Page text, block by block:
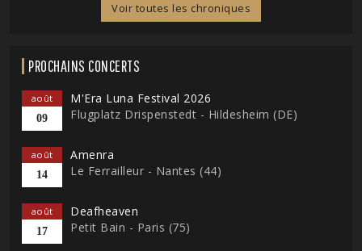
Voir toutes les chroniques
PROCHAINS CONCERTS
août
09
M'Era Luna Festival 2026
Flugplatz Drispenstedt - Hildesheim (DE)
août
14
Amenra
Le Ferrailleur - Nantes (44)
août
17
Deafheaven
Petit Bain - Paris (75)